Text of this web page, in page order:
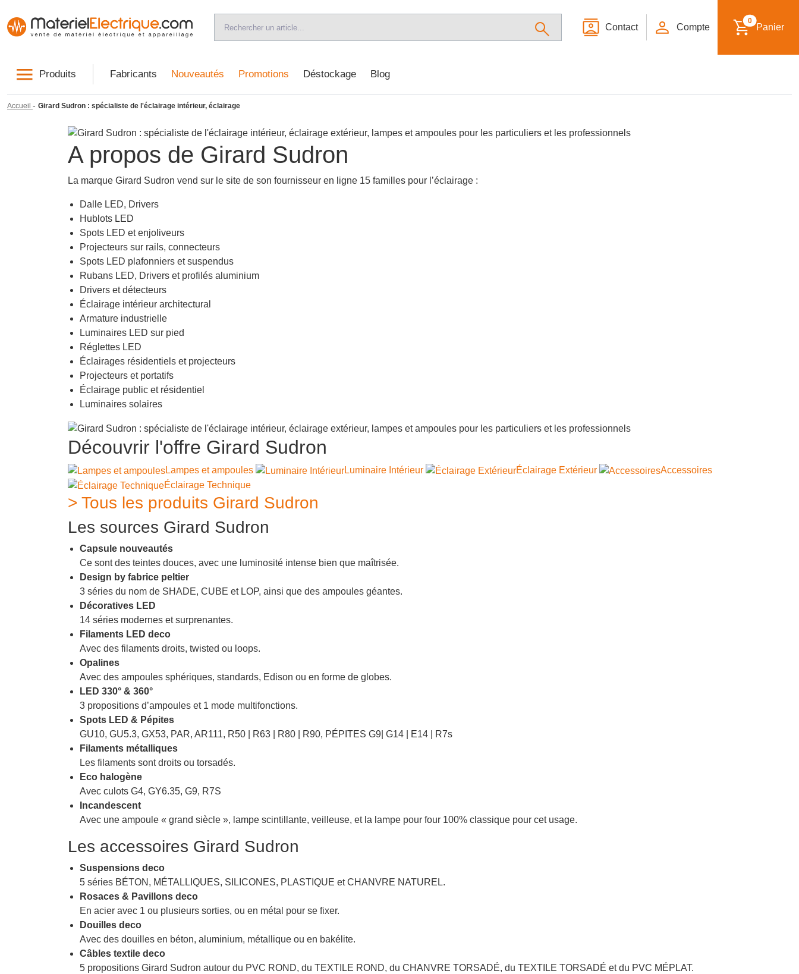
Contact Compte
0
Panier
Produits Fabricants Nouveautés Promotions Déstockage Blog
Accueil - Girard Sudron : spécialiste de l'éclairage intérieur, éclairage
A propos de Girard Sudron
La marque Girard Sudron vend sur le site de son fournisseur en ligne 15 familles pour l’éclairage :
Dalle LED, Drivers
Hublots LED
Spots LED et enjoliveurs
Projecteurs sur rails, connecteurs
Spots LED plafonniers et suspendus
Rubans LED, Drivers et profilés aluminium
Drivers et détecteurs
Éclairage intérieur architectural
Armature industrielle
Luminaires LED sur pied
Réglettes LED
Éclairages résidentiels et projecteurs
Projecteurs et portatifs
Éclairage public et résidentiel
Luminaires solaires
Découvrir l'offre Girard Sudron
Lampes et ampoules Luminaire Intérieur Éclairage Extérieur
Accessoires
Éclairage Technique
> Tous les produits Girard Sudron
Les sources Girard Sudron
Capsule nouveautés
Ce sont des teintes douces, avec une luminosité intense bien que maîtrisée.
Design by fabrice peltier
3 séries du nom de SHADE, CUBE et LOP, ainsi que des ampoules géantes.
Décoratives LED
14 séries modernes et surprenantes.
Filaments LED deco
Avec des filaments droits, twisted ou loops.
Opalines
Avec des ampoules sphériques, standards, Edison ou en forme de globes.
LED 330° & 360°
3 propositions d’ampoules et 1 mode multifonctions.
Spots LED & Pépites
GU10, GU5.3, GX53, PAR, AR111, R50 | R63 | R80 | R90, PÉPITES G9| G14 | E14 | R7s
Filaments métalliques
Les filaments sont droits ou torsadés.
Eco halogène
Avec culots G4, GY6.35, G9, R7S
Incandescent
Avec une ampoule « grand siècle », lampe scintillante, veilleuse, et la lampe pour four 100% classique pour cet usage.
Les accessoires Girard Sudron
Suspensions deco
5 séries BÉTON, MÉTALLIQUES, SILICONES, PLASTIQUE et CHANVRE NATUREL.
Rosaces & Pavillons deco
En acier avec 1 ou plusieurs sorties, ou en métal pour se fixer.
Douilles deco
Avec des douilles en béton, aluminium, métallique ou en bakélite.
Câbles textile deco
5 propositions Girard Sudron autour du PVC ROND, du TEXTILE ROND, du CHANVRE TORSADÉ, du TEXTILE TORSADÉ et du PVC MÉPLAT.